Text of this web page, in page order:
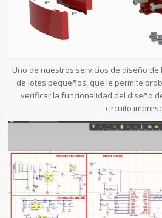
Uno de nuestros servicios de diseño
de lotes pequeños, que le permite
verificar la funcionalidad del diseño
circuito